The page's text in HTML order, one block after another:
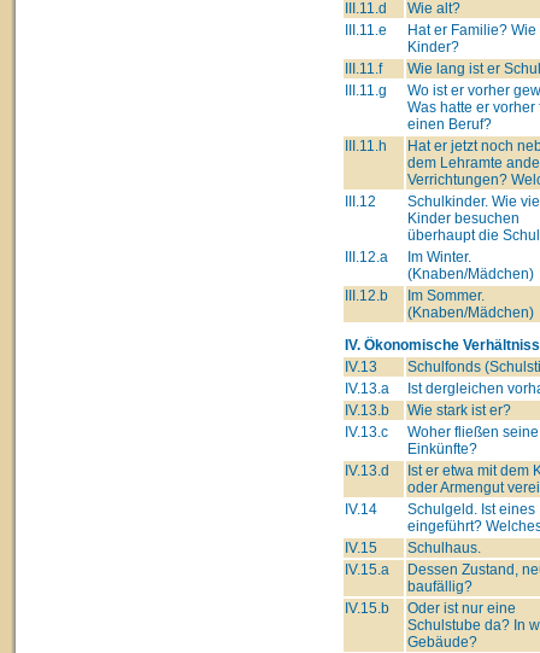
III.11.d
Wie alt?
III.11.e
Hat er Familie?
Kinder?
III.11.f
Wie lang ist er
III.11.g
Wo ist er vorher
Was hatte er vorher
einen Beruf?
III.11.h
Hat er jetzt noch
dem Lehramte
Verrichtungen?
III.12
Schulkinder. Wie
Kinder besuchen
überhaupt die
III.12.a
Im Winter.
(Knaben/Mädchen)
III.12.b
Im Sommer.
(Knaben/Mädchen)
IV. Ökonomische
IV.13
Schulfonds
IV.13.a
Ist dergleichen
IV.13.b
Wie stark ist er?
IV.13.c
Woher fließen seine
Einkünfte?
IV.13.d
Ist er etwa mit dem
oder Armengut
IV.14
Schulgeld. Ist eines
eingeführt?
IV.15
Schulhaus.
IV.15.a
Dessen Zustand,
baufällig?
IV.15.b
Oder ist nur eine
Schulstube da? In
Gebäude?